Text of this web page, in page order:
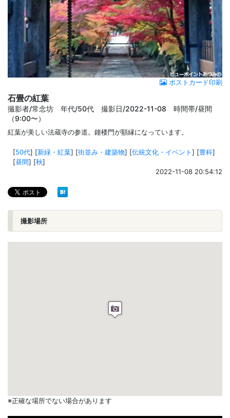
ポストカード印刷
石畳の紅葉
撮影者/常念坊 年代/50代 撮影日/2022-11-08 時間帯/昼間
（9:00〜）
紅葉が美しい法蔵寺の参道。鐘楼門が額縁になっています。
[50代] [新緑・紅葉] [街並み・建築物] [伝統文化・イベント] [豊科]
[昼間] [秋]
2022-11-08 20:54:12
撮影場所
※正確な場所でない場合があります